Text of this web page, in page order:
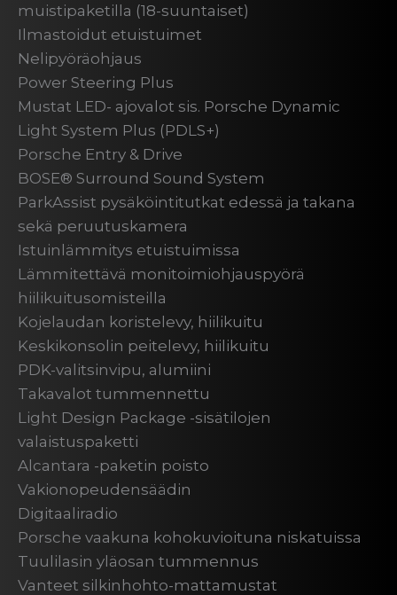
muistipaketilla (18-suuntaiset)
Ilmastoidut etuistuimet
Nelipyöräohjaus
Power Steering Plus
Mustat LED- ajovalot sis. Porsche Dynamic
Light System Plus (PDLS+)
Porsche Entry & Drive
BOSE® Surround Sound System
ParkAssist pysäköintitutkat edessä ja takana
sekä peruutuskamera
Istuinlämmitys etuistuimissa
Lämmitettävä monitoimiohjauspyörä
hiilikuitusomisteilla
Kojelaudan koristelevy, hiilikuitu
Keskikonsolin peitelevy, hiilikuitu
PDK-valitsinvipu, alumiini
Takavalot tummennettu
Light Design Package -sisätilojen
valaistuspaketti
Alcantara -paketin poisto
Vakionopeudensäädin
Digitaaliradio
Porsche vaakuna kohokuvioituna niskatuissa
Tuulilasin yläosan tummennus
Vanteet silkinhohto-mattamustat